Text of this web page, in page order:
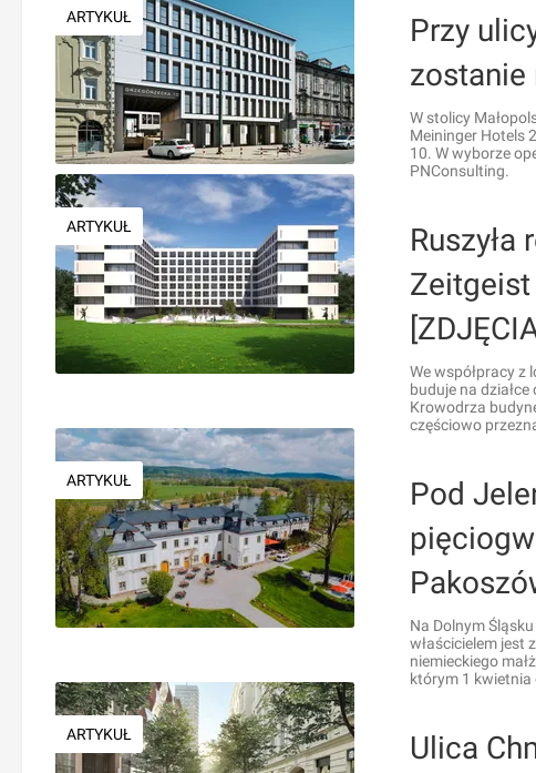
ARTYKUŁ
Przy
zostanie
W stolicy
Meininger Hotels
10. W wyborze
PNConsulting.
ARTYKUŁ
We współpracy z
buduje na
Krowodrza
częściowo
ARTYKUŁ
Pod
Na Dolnym
właścicielem jest
niemieckiego
którym 1 kwietnia
ARTYKUŁ
Ulica